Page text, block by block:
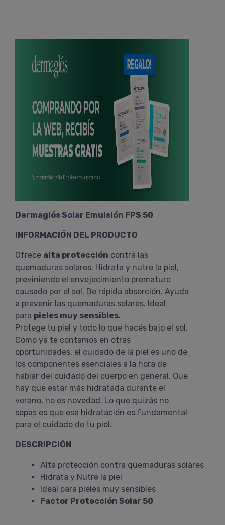
Dermaglós Solar Emulsión FPS 50
INFORMACIÓN DEL PRODUCTO
Ofrece alta protección contra las
quemaduras solares. Hidrata y nutre la piel,
previniendo el envejecimiento prematuro
causado por el sol. De rápida absorción. Ayuda
a prevenir las quemaduras solares. Ideal
para pieles muy sensibles.
Protege tu piel y todo lo que hacés bajo el sol.
Como ya te contamos en otras
oportunidades, el cuidado de la piel es uno de
los componentes esenciales a la hora de
hablar del cuidado del cuerpo en general. Que
hay que estar más hidratada durante el
verano, no es novedad. Lo que quizás no
sepas es que esa hidratación es fundamental
para el cuidado de tu piel.
DESCRIPCIÓN
Alta protección contra quemaduras solares
Hidrata y Nutre la piel
Ideal para pieles muy sensibles
Factor Protección Solar 50